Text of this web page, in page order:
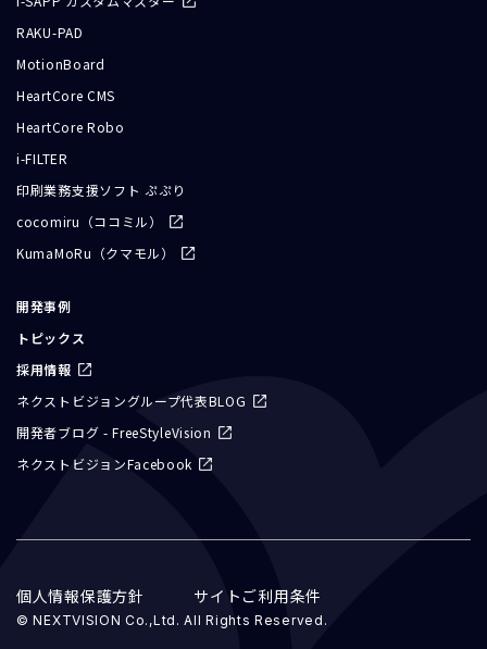
RAKU-PAD
MotionBoard
HeartCore CMS
HeartCore Robo
i-FILTER
印刷業務支援ソフト ぷぷり
cocomiru（ココミル）
KumaMoRu（クマモル）
開発事例
トピックス
採用情報
ネクストビジョングループ代表BLOG
開発者ブログ - FreeStyleVision
ネクストビジョンFacebook
個人情報保護方針 サイトご利用条件
© NEXTVISION Co.,Ltd. All Rights Reserved.